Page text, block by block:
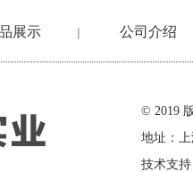
展示 | 公司介绍
© 2019
地址：
技术支